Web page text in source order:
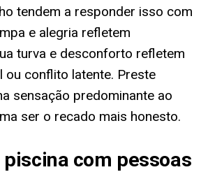
tendem a responder isso com
e alegria refletem
turva e desconforto refletem
ou conflito latente. Preste
sensação predominante ao
ser o recado mais honesto.
piscina com pessoas